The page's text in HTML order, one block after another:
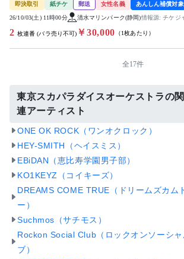
即決取引
紙チケ 郵送 女性名義 あんしん補償対象
26/10/03(土) 11時00分 清水マリンパーク(静岡)情報源: チケジ
2 枚連番 (バラ売り不可) ￥30,000 （1枚あたり）
全17件
東京スカパラダイスオーケストラの関
連アーティスト
ONE OK ROCK（ワンオクロック）
HEY-SMITH（ヘイスミス）
EBiDAN（恵比寿学園男子部）
KO1KEYZ（コイキーズ）
DREAMS COME TRUE（ドリームズカム
ー）
Suchmos（サチモス）
Rockon Social Club（ロックオンソーシャ
ブ）